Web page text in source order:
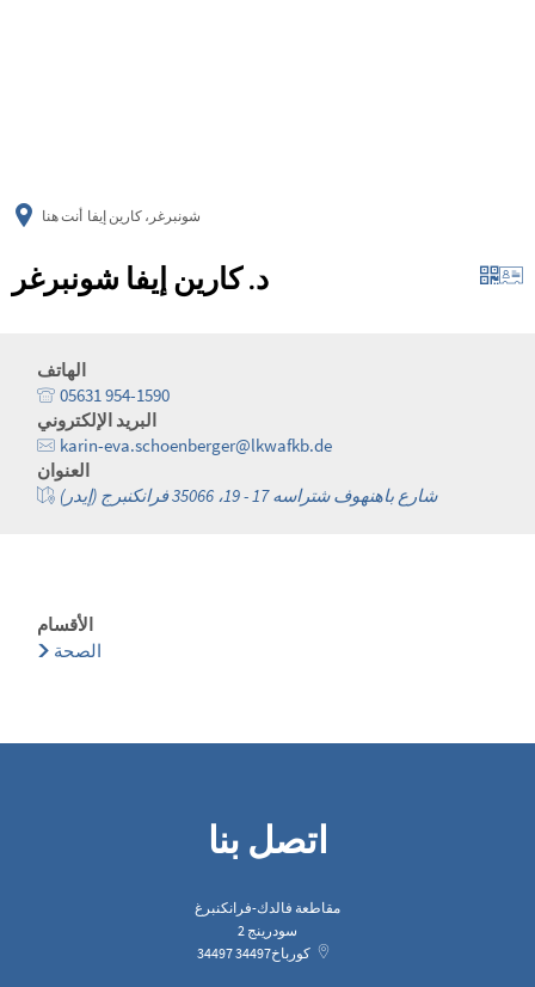
أنت هنا شونبرغر، كارين إيفا
د. كارين إيفا شونبرغر
الهاتف
05631 954-1590
البريد الإلكتروني
karin-eva.schoenberger@lkwafkb.de
العنوان
شارع باهنهوف شتراسه 17 - 19، 35066 فرانكنبرج (إيدر)
الأقسام
الصحة
اتصل بنا
مقاطعة فالدك-فرانكنبرغ
سودرينج 2
34497
كورباخ34497